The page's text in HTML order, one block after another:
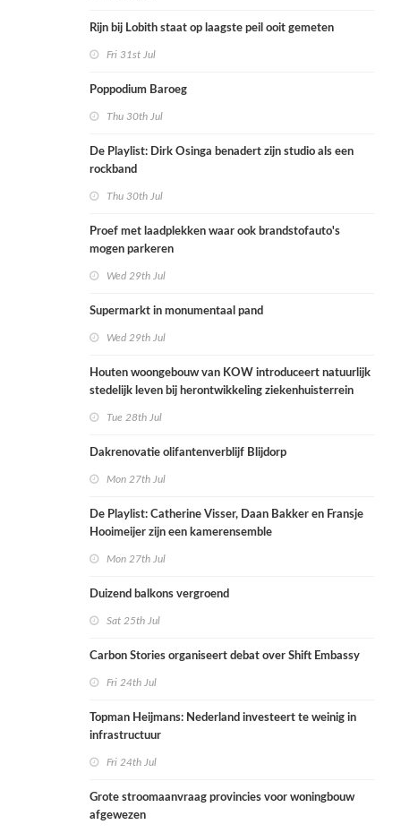
Rijn bij Lobith staat op laagste peil ooit gemeten
Fri 31st Jul
Poppodium Baroeg
Thu 30th Jul
De Playlist: Dirk Osinga benadert zijn studio als een
rockband
Thu 30th Jul
Proef met laadplekken waar ook brandstofauto's
mogen parkeren
Wed 29th Jul
Supermarkt in monumentaal pand
Wed 29th Jul
Houten woongebouw van KOW introduceert natuurlijk
stedelijk leven bij herontwikkeling ziekenhuisterrein
Tue 28th Jul
Dakrenovatie olifantenverblijf Blijdorp
Mon 27th Jul
De Playlist: Catherine Visser, Daan Bakker en Fransje
Hooimeijer zijn een kamerensemble
Mon 27th Jul
Duizend balkons vergroend
Sat 25th Jul
Carbon Stories organiseert debat over Shift Embassy
Fri 24th Jul
Topman Heijmans: Nederland investeert te weinig in
infrastructuur
Fri 24th Jul
Grote stroomaanvraag provincies voor woningbouw
afgewezen